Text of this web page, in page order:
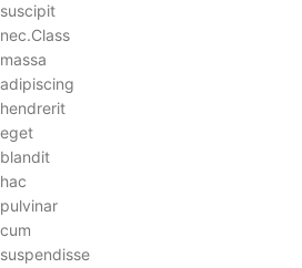
suscipit
nec.Class
massa
adipiscing
hendrerit
eget
blandit
hac
pulvinar
cum
suspendisse